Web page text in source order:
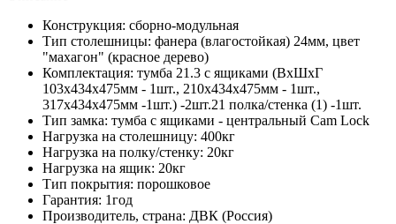
Конструкция: сборно-модульная
Тип столешницы: фанера (влагостойкая) 24мм, цвет
"махагон" (красное дерево)
Комплектация: тумба 21.3 с ящиками (ВхШхГ
103х434х475мм - 1шт., 210х434х475мм - 1шт.,
317х434х475мм -1шт.) -2шт.21 полка/стенка (1) -1шт.
Тип замка: тумба с ящиками - центральный Cam Lock
Нагрузка на столешницу: 400кг
Нагрузка на полку/стенку: 20кг
Нагрузка на ящик: 20кг
Тип покрытия: порошковое
Гарантия: 1год
Производитель, страна: ДВК (Россия)